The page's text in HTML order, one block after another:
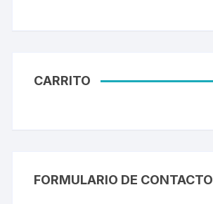
CARRITO
FORMULARIO DE CONTACTO